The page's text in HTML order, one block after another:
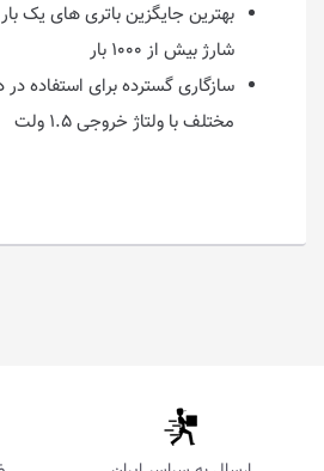
بهترین جایگزین باتری های یک
شارژ بیش از ۱۰۰۰ بار
سازگاری گسترده برای استفاده
مختلف با ولتاژ خروجی ۱.۵ ولت